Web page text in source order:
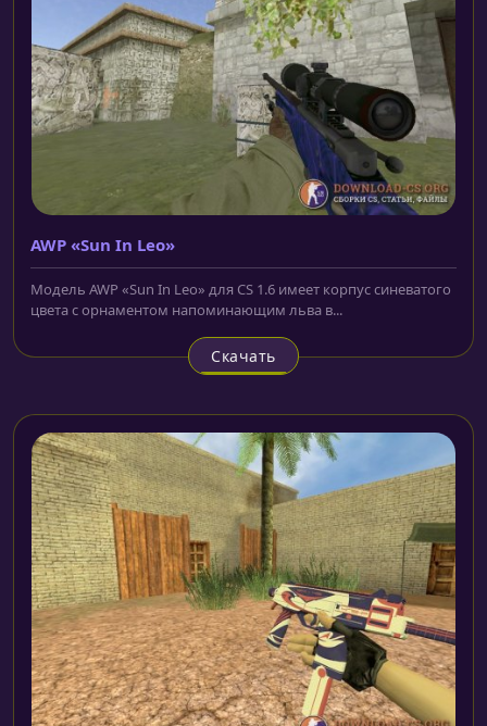
AWP «Sun In Leo»
Модель AWP «Sun In Leo» для CS 1.6 имеет корпус синеватого
цвета с орнаментом напоминающим льва в...
Скачать